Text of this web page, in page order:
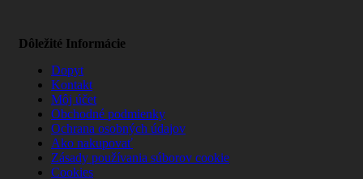
Dôležité Informácie
Dopyt
Kontakt
Môj účet
Obchodné podmienky
Ochrana osobných údajov
Ako nakupovať
Zásady používania súborov cookie
Cookies